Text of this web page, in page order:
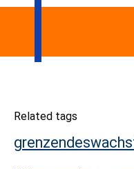
Related tags